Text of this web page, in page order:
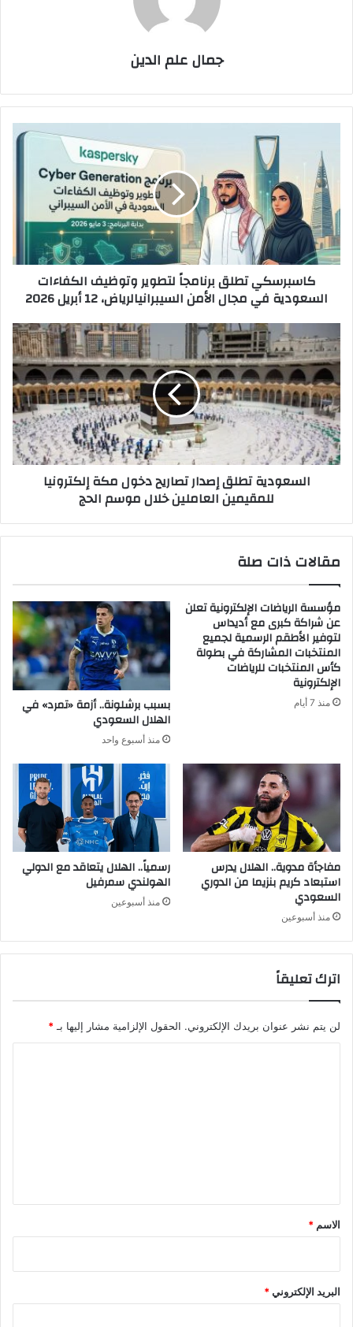
جمال علم الدين
برنامجاً
لتطوير
وتوظيف
الكفاءات
السعودية
في
مجال
السيبرانيالرياض،
2026
كاسبرسكي تطلق برنامجاً لتطوير وتوظيف الكفاءات
السعودية في مجال الأمن السيبرانيالرياض، 12 أبريل 2026
تطلق
إصدار
تصاريح
دخول
مكة
إلكترونيا
للمقيمين
العاملين
السعودية تطلق إصدار تصاريح دخول مكة إلكترونيا
للمقيمين العاملين خلال موسم الحج
مقالات ذات صلة
مؤسسة الرياضات الإلكترونية تعلن
عن شراكة كبرى مع أديداس
لتوفير الأطقم الرسمية لجميع
المنتخبات المشاركة في بطولة
كأس المنتخبات للرياضات
الإلكترونية
منذ 7 أيام بسبب برشلونة.. أزمة «تمرد» في
الهلال السعودي
منذ أسبوع واحد
مفاجأة مدوية.. الهلال يدرس
استبعاد كريم بنزيما من الدوري
السعودي
منذ أسبوعين
رسمياً.. الهلال يتعاقد مع الدولي
الهولندي سمرفيل
منذ أسبوعين
اترك تعليقاً
لن يتم نشر عنوان بريدك الإلكتروني. الحقول الإلزامية مشار إليها بـ *
*
الاسم *
البريد الإلكتروني*